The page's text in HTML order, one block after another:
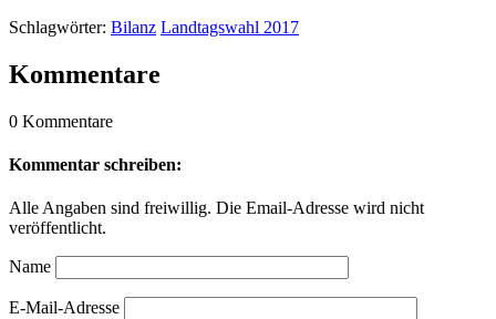
Schlagwörter: Bilanz Landtagswahl 2017
Kommentare
0 Kommentare
Kommentar schreiben:
Alle Angaben sind freiwillig. Die Email-Adresse wird nicht
veröffentlicht.
Name
E-Mail-Adresse